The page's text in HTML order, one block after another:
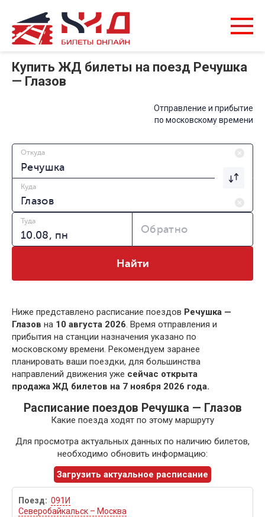
Купить ЖД билеты на поезд Речушка
— Глазов
Отправление и прибытие
по московскому времени
Откуда
Куда
Туда
Обратно
Найти
Ниже представлено расписание поездов Речушка —
Глазов на 10 августа 2026. Время отправления и
прибытия на станции назначения указано по
московскому времени. Рекомендуем заранее
планировать ваши поездки, для большинства
направлений движения уже сейчас открыта
продажа ЖД билетов на 7 ноября 2026 года.
Расписание поездов Речушка — Глазов
Какие поезда ходят по этому маршруту
Для просмотра актуальных данных по наличию билетов,
необходимо обновить информацию:
Загрузить актуальное расписание
091И
Северобайкальск – Москва